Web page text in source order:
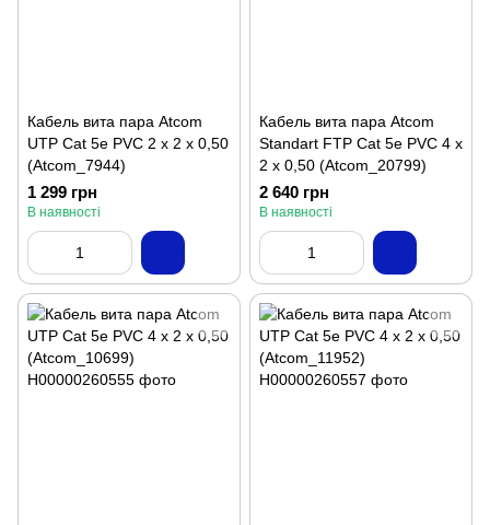
Кабель вита пара Atcom
UTP Cat 5e PVC 2 х 2 х 0,50
(Atcom_7944)
1 299 грн
В наявності
Кабель вита пара Atcom
Standart FTP Cat 5e PVC 4 х
2 х 0,50 (Atcom_20799)
2 640 грн
В наявності